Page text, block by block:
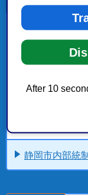
After 10
内部統制
事務事業危機
内部統制
静岡市内部統